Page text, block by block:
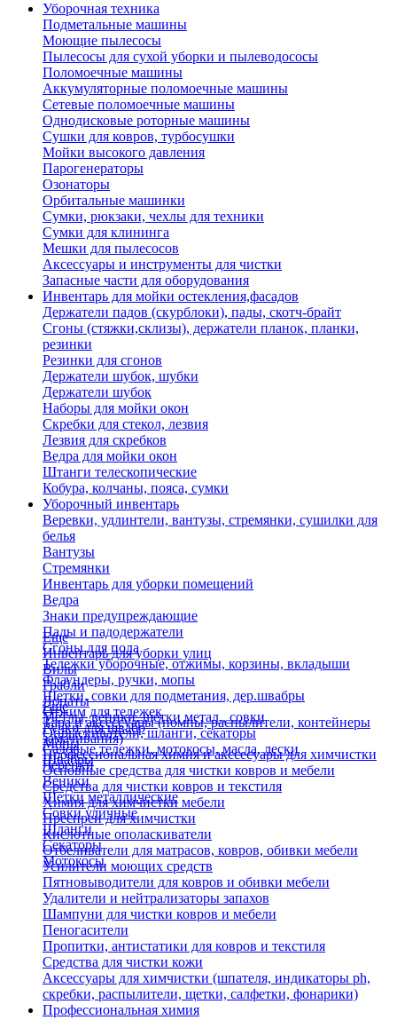
Уборочная техника
Подметальные машины
Моющие пылесосы
Пылесосы для сухой уборки и пылеводососы
Поломоечные машины
Аккумуляторные поломоечные машины
Сетевые поломоечные машины
Однодисковые роторные машины
Сушки для ковров, турбосушки
Мойки высокого давления
Парогенераторы
Озонаторы
Орбитальные машинки
Сумки, рюкзаки, чехлы для техники
Сумки для клининга
Мешки для пылесосов
Аксессуары и инструменты для чистки
Запасные части для оборудования
Инвентарь для мойки остекления,фасадов
Держатели падов (скурблоки), пады, скотч-брайт
Сгоны (стяжки,склизы), держатели планок, планки,
резинки
Резинки для сгонов
Держатели шубок, шубки
Держатели шубок
Наборы для мойки окон
Скребки для стекол, лезвия
Лезвия для скребков
Ведра для мойки окон
Штанги телескопические
Кобура, колчаны, пояса, сумки
Уборочный инвентарь
Веревки, удлинтели, вантузы, стремянки, сушилки для
белья
Вантузы
Стремянки
Инвентарь для уборки помещений
Ведра
Знаки предупреждающие
Пады и падодержатели
Сгоны для пола
Тележки уборочные, отжимы, корзины, вкладыши
Флаундеры, ручки, мопы
Щетки, совки для подметания, дер.швабры
Отжим для тележек
Ручки для швабр
Мопы
Швабры
Еще
Инвентарь для уборки улиц
Вилы
Грабли
Лопаты
Метлы, веники, щетки метал., совки
Опрыскиватели, шланги, секаторы
Садовые тележки, мотокосы, масла, лески
Черенки
Веники
Щетки металлические
Совки уличные
Шланги
Секаторы
Мотокосы
Еще
Тара и аксессуары (помпы, распылители, контейнеры
замачивания)
Профессиональная химия и акссесуары для химчистки
Основные средства для чистки ковров и мебели
Средства для чистки ковров и текстиля
Химия для химчистки мебели
Преспреи для химчистки
Кислотные ополаскиватели
Отбеливатели для матрасов, ковров, обивки мебели
Усилители моющих средств
Пятновыводители для ковров и обивки мебели
Удалители и нейтрализаторы запахов
Шампуни для чистки ковров и мебели
Пеногасители
Пропитки, антистатики для ковров и текстиля
Средства для чистки кожи
Аксессуары для химчистки (шпателя, индикаторы ph,
скребки, распылители, щетки, салфетки, фонарики)
Профессиональная химия